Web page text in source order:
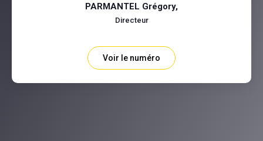
PARMANTEL Grégory,
Directeur
Voir le numéro